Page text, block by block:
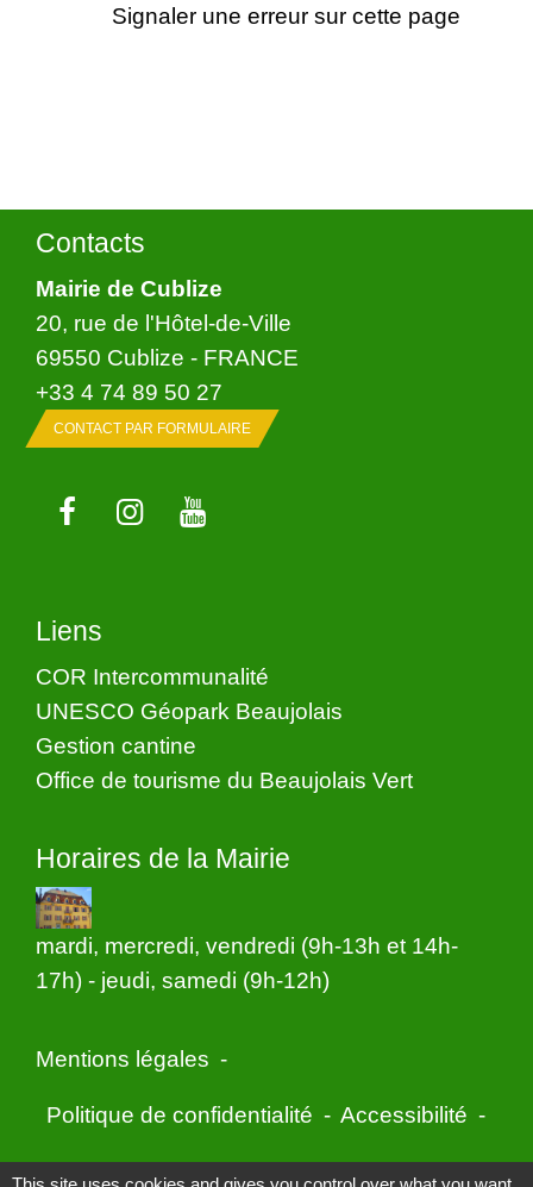
Signaler une erreur sur cette page
Contacts
Mairie de Cublize
20, rue de l'Hôtel-de-Ville
69550 Cublize - FRANCE
+33 4 74 89 50 27
CONTACT PAR FORMULAIRE
Liens
COR Intercommunalité
UNESCO Géopark Beaujolais
Gestion cantine
Office de tourisme du Beaujolais Vert
Horaires de la Mairie
mardi, mercredi, vendredi (9h-13h et 14h-
17h) - jeudi, samedi (9h-12h)
Mentions légales -
Politique de confidentialité - Accessibilité -
Application mobile Localiti - Plan du site -